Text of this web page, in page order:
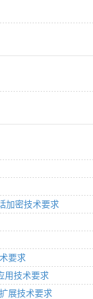
加密技术要求
要求
用技术要求
展技术要求